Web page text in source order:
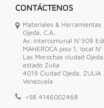
CONTÁCTENOS
Materiales & Herramientas
Ojeda, C.A.
Av. Intercomunal N°309
MAHEROCA piso 1, local N°
Las Morochas ciudad Ojeda,
estado Zulia
4019 Ciudad Ojeda, ZULIA
Venezuela
+58 4146002468